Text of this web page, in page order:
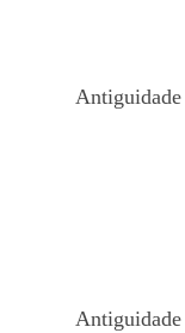
Antiguidade
Antiguidade